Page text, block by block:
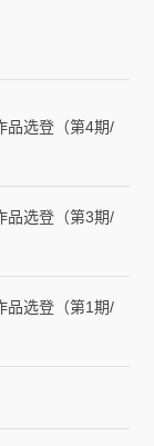
选登（第4期/
选登（第3期/
选登（第1期/